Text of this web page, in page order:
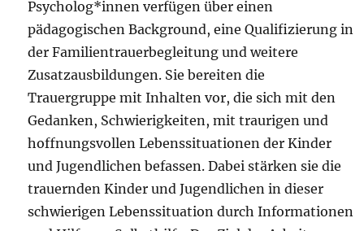
Psycholog*innen verfügen über einen
pädagogischen Background, eine Qualifizierung in
der Familientrauerbegleitung und weitere
Zusatzausbildungen. Sie bereiten die
Trauergruppe mit Inhalten vor, die sich mit den
Gedanken, Schwierigkeiten, mit traurigen und
hoffnungsvollen Lebenssituationen der Kinder
und Jugendlichen befassen. Dabei stärken sie die
trauernden Kinder und Jugendlichen in dieser
schwierigen Lebenssituation durch Informationen